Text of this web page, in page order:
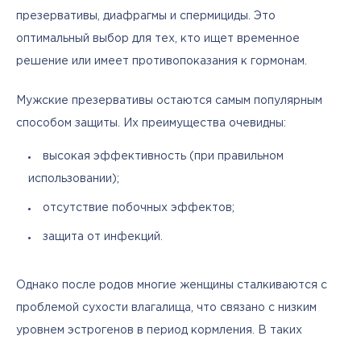
презервативы, диафрагмы и спермициды. Это
оптимальный выбор для тех, кто ищет временное
решение или имеет противопоказания к гормонам.
Мужские презервативы остаются самым популярным
способом защиты. Их преимущества очевидны:
высокая эффективность (при правильном
использовании);
отсутствие побочных эффектов;
защита от инфекций.
Однако после родов многие женщины сталкиваются с
проблемой сухости влагалища, что связано с низким
уровнем эстрогенов в период кормления. В таких